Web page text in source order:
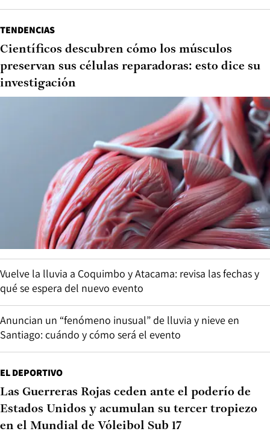
TENDENCIAS
Científicos descubren cómo los músculos
preservan sus células reparadoras: esto dice su
investigación
Vuelve la lluvia a Coquimbo y Atacama: revisa las fechas y
qué se espera del nuevo evento
Anuncian un “fenómeno inusual” de lluvia y nieve en
Santiago: cuándo y cómo será el evento
EL DEPORTIVO
Las Guerreras Rojas ceden ante el poderío de
Estados Unidos y acumulan su tercer tropiezo
en el Mundial de Vóleibol Sub 17